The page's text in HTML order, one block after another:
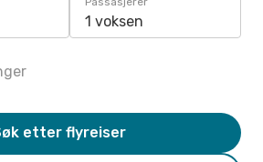
1 voksen
etter flyreiser